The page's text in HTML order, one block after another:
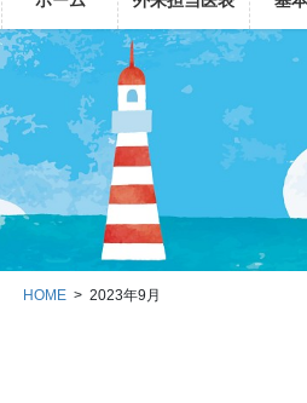
HOME 2023年9月